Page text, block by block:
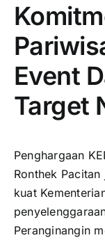
Event
Target
Penghargaan
Ronthek
kuat
Peranginangin